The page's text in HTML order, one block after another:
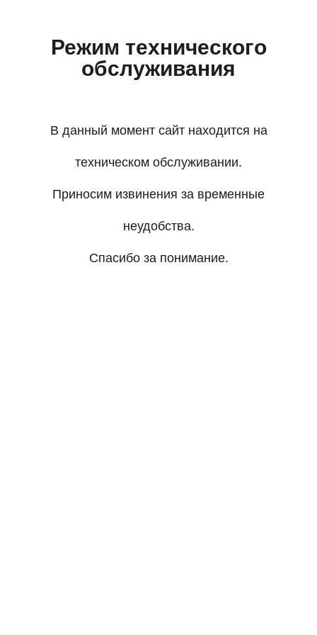
Режим технического
обслуживания
В данный момент сайт находится на
техническом обслуживании.
Приносим извинения за временные
неудобства.
Спасибо за понимание.